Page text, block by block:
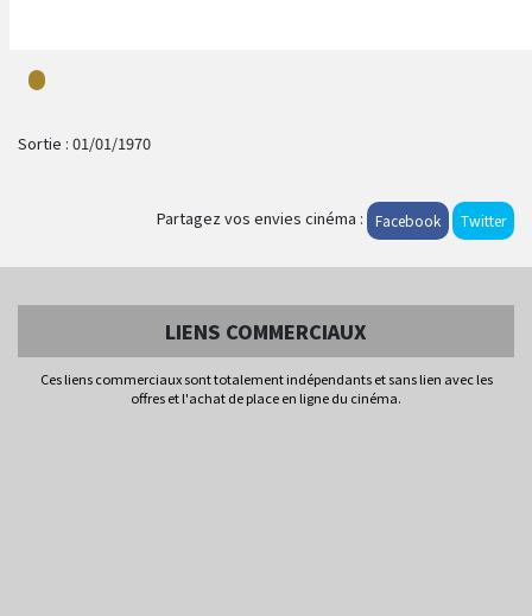
Sortie : 01/01/1970
Partagez vos envies cinéma : Facebook Twitter
LIENS COMMERCIAUX
Ces liens commerciaux sont totalement indépendants et sans lien avec les
offres et l'achat de place en ligne du cinéma.